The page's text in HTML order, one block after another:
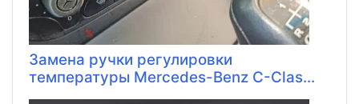
Замена ручки регулировки
температуры Mercedes-Benz C-Clas...